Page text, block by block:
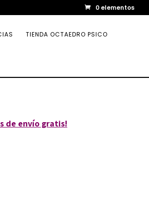
0 elementos
TIENDA OCTAEDRO PSICO
de envío gratis!